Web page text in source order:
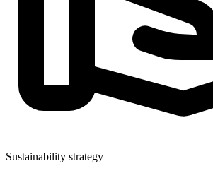
Sustainability strategy